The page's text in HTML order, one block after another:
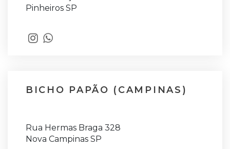
Pinheiros SP
BICHO PAPÃO (CAMPINAS)
Rua Hermas Braga 328
Nova Campinas SP